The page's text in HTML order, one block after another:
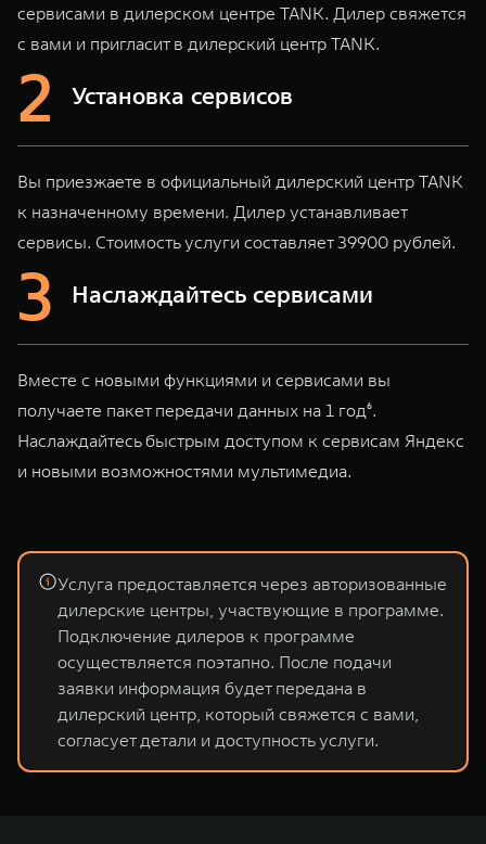
сервисами в дилерском центре TANK. Дилер свяжется
с вами и пригласит в дилерский центр TANK.
Установка сервисов
Вы приезжаете в официальный дилерский центр TANK
к назначенному времени. Дилер устанавливает
сервисы. Стоимость услуги составляет 39900 рублей.
Наслаждайтесь сервисами
Вместе с новыми функциями и сервисами вы
получаете пакет передачи данных на 1 год⁶.
Наслаждайтесь быстрым доступом к сервисам Яндекс
и новыми возможностями мультимедиа.
Услуга предоставляется через авторизованные
дилерские центры, участвующие в программе.
Подключение дилеров к программе
осуществляется поэтапно. После подачи
заявки информация будет передана в
дилерский центр, который свяжется с вами,
согласует детали и доступность услуги.